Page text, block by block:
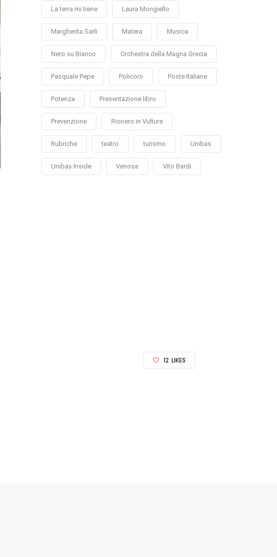
La terra mi tiene Laura Mongiello
Margherita Sarli Matera Musica
Nero su Bianco Orchestra della Magna Grecia
Pasquale Pepe Policoro Poste Italiane
Potenza Presentazione libro
Prevenzione Rionero in Vulture
Rubriche teatro turismo Unibas
Unibas Inside Venosa Vito Bardi
12 LIKES